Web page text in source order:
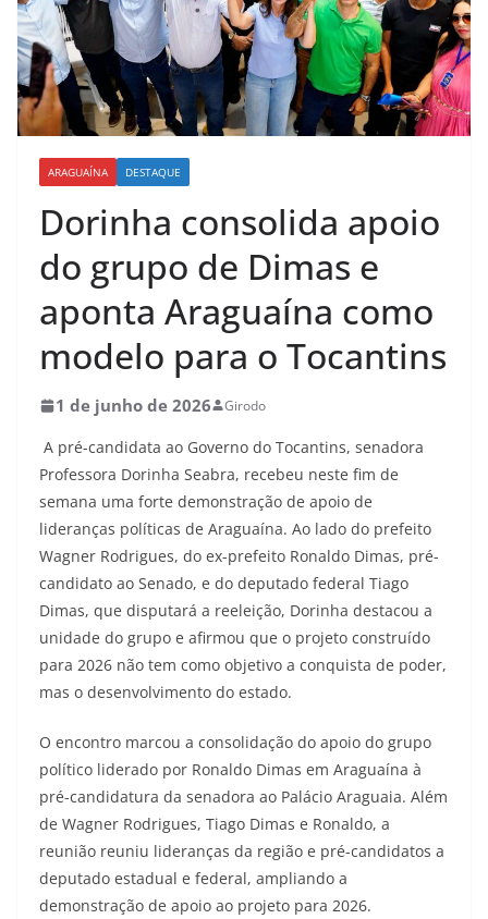
ARAGUAÍNA DESTAQUE
Dorinha consolida apoio
do grupo de Dimas e
aponta Araguaína como
modelo para o Tocantins
1 de junho de 2026 Girodo
A pré-candidata ao Governo do Tocantins, senadora
Professora Dorinha Seabra, recebeu neste fim de
semana uma forte demonstração de apoio de
lideranças políticas de Araguaína. Ao lado do prefeito
Wagner Rodrigues, do ex-prefeito Ronaldo Dimas, pré-
candidato ao Senado, e do deputado federal Tiago
Dimas, que disputará a reeleição, Dorinha destacou a
unidade do grupo e afirmou que o projeto construído
para 2026 não tem como objetivo a conquista de poder,
mas o desenvolvimento do estado.
O encontro marcou a consolidação do apoio do grupo
político liderado por Ronaldo Dimas em Araguaína à
pré-candidatura da senadora ao Palácio Araguaia. Além
de Wagner Rodrigues, Tiago Dimas e Ronaldo, a
reunião reuniu lideranças da região e pré-candidatos a
deputado estadual e federal, ampliando a
demonstração de apoio ao projeto para 2026.